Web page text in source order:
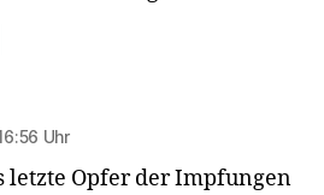
Uhr
letzte Opfer der Impfungen